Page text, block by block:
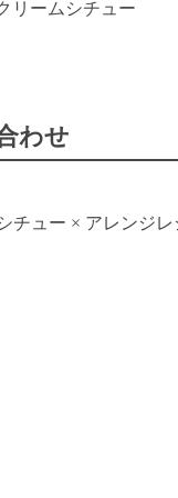
リームシチュー
わせ
チュー × アレンジレ